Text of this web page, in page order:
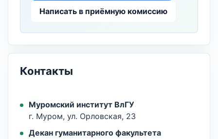
Написать в приёмную комиссию
Контакты
Муромский институт ВлГУ
г. Муром, ул. Орловская, 23
Декан гуманитарного факультета